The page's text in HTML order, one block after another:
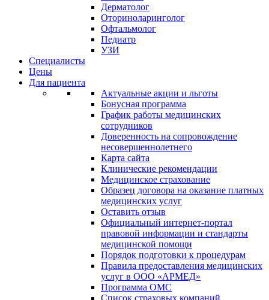
Дерматолог
Оториноларинголог
Офтальмолог
Педиатр
УЗИ
Специалисты
Цены
Для пациента
Актуальные акции и льготы
Бонусная программа
График работы медицинских
сотрудников
Доверенность на сопровождение
несовершеннолетнего
Карта сайта
Клинические рекомендации
Медицинское страхование
Образец договора на оказание платных
медицинских услуг
Оставить отзыв
Официальный интернет-портал
правовой информации и стандарты
медицинской помощи
Порядок подготовки к процедурам
Правила предоставления медицинских
услуг в ООО «АРМЕД»
Программа ОМС
Список страховых компаний